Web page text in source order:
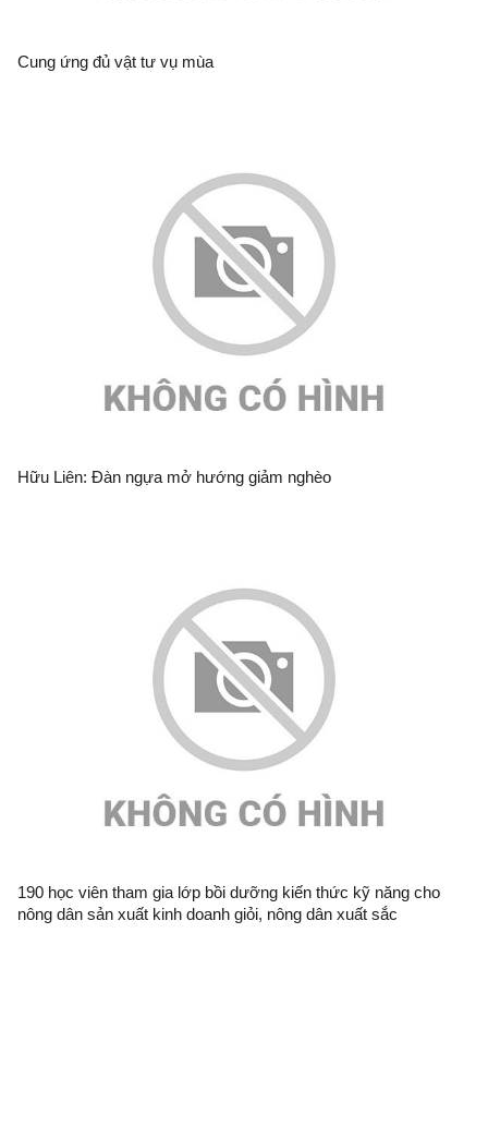
Cung ứng đủ vật tư vụ mùa
Hữu Liên: Đàn ngựa mở hướng giảm nghèo
190 học viên tham gia lớp bồi dưỡng kiến thức kỹ năng cho
nông dân sản xuất kinh doanh giỏi, nông dân xuất sắc